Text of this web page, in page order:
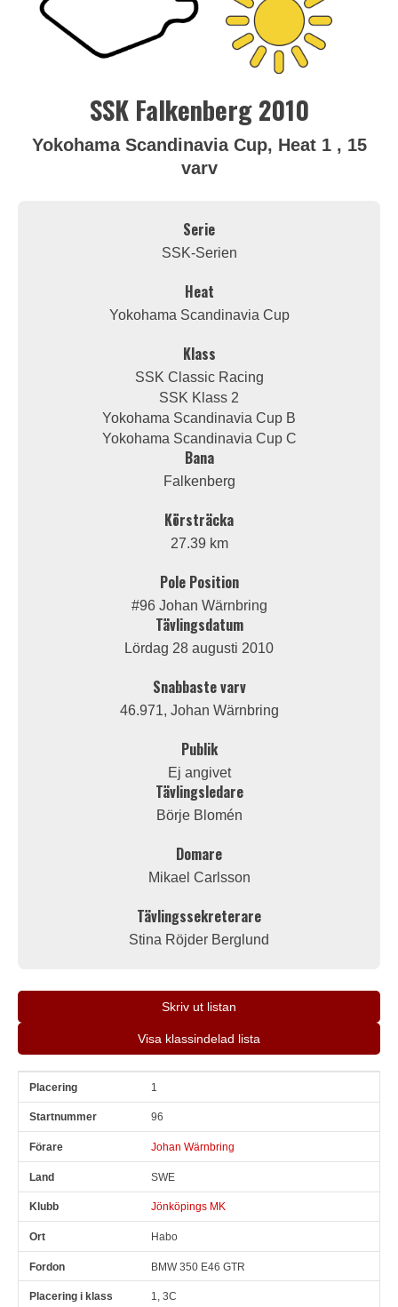
SSK Falkenberg 2010
Yokohama Scandinavia Cup, Heat 1 , 15
varv
Serie
SSK-Serien
Heat
Yokohama Scandinavia Cup
Klass
SSK Classic Racing
SSK Klass 2
Yokohama Scandinavia Cup B
Yokohama Scandinavia Cup C
Bana
Falkenberg
Körsträcka
27.39 km
Pole Position
#96 Johan Wärnbring
Tävlingsdatum
Lördag 28 augusti 2010
Snabbaste varv
46.971, Johan Wärnbring
Publik
Ej angivet
Tävlingsledare
Börje Blomén
Domare
Mikael Carlsson
Tävlingssekreterare
Stina Röjder Berglund
Skriv ut listan
Visa klassindelad lista
Pl Snr 1
96
Johan Wärnbring
SWE
Jönköpings MK
Habo
BMW 350 E46 GTR
1, 3C